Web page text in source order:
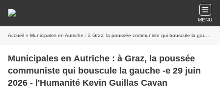
MENU
Accueil » Municipales en Autriche : à Graz, la poussée communiste qui bouscule la gauche -e 29 juin 2026 - l'Humanité Kevin Guillas Cavan
Municipales en Autriche : à Graz, la poussée
communiste qui bouscule la gauche -e 29 juin
2026 - l'Humanité Kevin Guillas Cavan